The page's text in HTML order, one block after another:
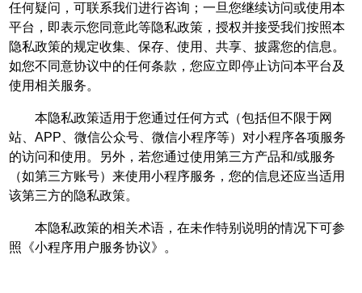
任何疑问，可联系我们进行咨询；一旦您继续访问或使用本
平台，即表示您同意此等隐私政策，授权并接受我们按照本
隐私政策的规定收集、保存、使用、共享、披露您的信息。
如您不同意协议中的任何条款，您应立即停止访问本平台及
使用相关服务。
本隐私政策适用于您通过任何方式（包括但不限于网
站、APP、微信公众号、微信小程序等）对小程序各项服务
的访问和使用。另外，若您通过使用第三方产品和/或服务
（如第三方账号）来使用小程序服务，您的信息还应当适用
该第三方的隐私政策。
本隐私政策的相关术语，在未作特别说明的情况下可参
照《小程序用户服务协议》。